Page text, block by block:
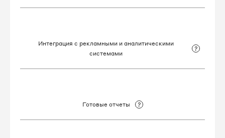
Интеграция с рекламными и аналитическими
системами
Готовые отчеты